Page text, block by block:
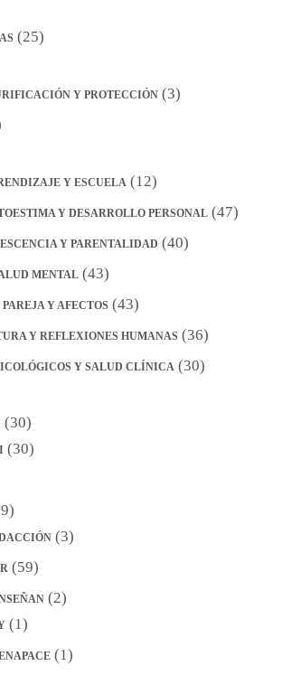
(25)
Y PROTECCIÓN (3)
Y ESCUELA (12)
Y DESARROLLO PERSONAL (47)
Y PARENTALIDAD (40)
MENTAL (43)
Y AFECTOS (43)
Y REFLEXIONES HUMANAS (36)
Y SALUD CLÍNICA (30)
(30)
(30)
(3)
(59)
(2)
(1)
(1)